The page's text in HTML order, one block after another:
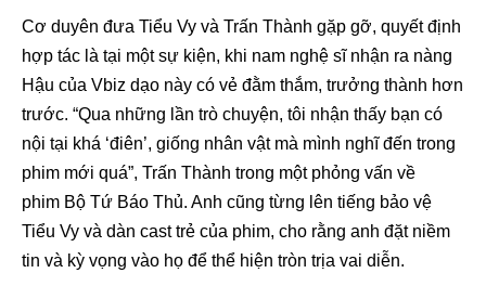
Cơ duyên đưa Tiểu Vy và Trấn Thành gặp gỡ, quyết định
hợp tác là tại một sự kiện, khi nam nghệ sĩ nhận ra nàng
Hậu của Vbiz dạo này có vẻ đằm thắm, trưởng thành hơn
trước. “Qua những lần trò chuyện, tôi nhận thấy bạn có
nội tại khá ‘điên’, giống nhân vật mà mình nghĩ đến trong
phim mới quá”, Trấn Thành trong một phỏng vấn về
phim Bộ Tứ Báo Thủ. Anh cũng từng lên tiếng bảo vệ
Tiểu Vy và dàn cast trẻ của phim, cho rằng anh đặt niềm
tin và kỳ vọng vào họ để thể hiện tròn trịa vai diễn.